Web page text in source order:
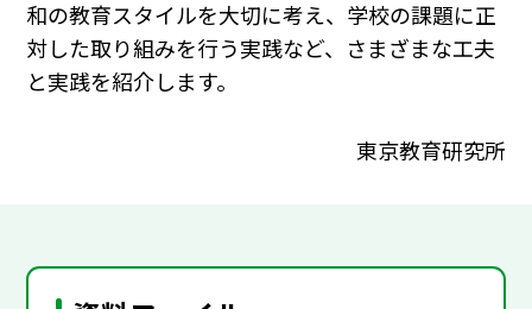
和の教育スタイルを大切に考え、学校の課題に正
対した取り組みを行う実践など、さまざまな工夫
と実践を紹介します。
東京教育研究所